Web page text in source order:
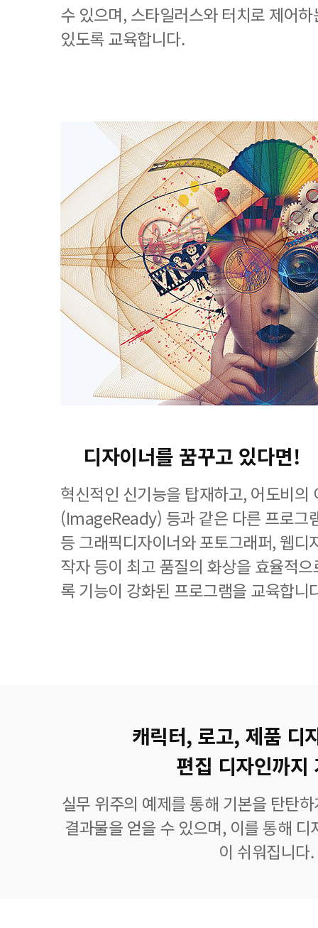
수 있으며, 스타일러스와 터치로 제어
있도록 교육합니다.
디자이너를 꿈꾸고 있다면!
혁신적인 신기능을 탑재하고, 어도비의
(ImageReady) 등과 같은 다른 프로그
등 그래픽디자이너와 포토그래퍼, 웹디
작자 등이 최고 품질의 화상을 효율적
록 기능이 강화된 프로그램을 교육합니
캐릭터, 로고, 제품 디
편집 디자인까지
실무 위주의 예제를 통해 기본을 탄탄
결과물을 얻을 수 있으며, 이를 통해
이 쉬워집니다.